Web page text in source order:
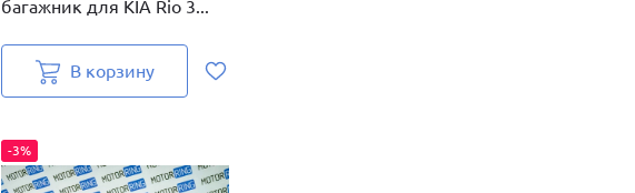
багажник для KIA Rio 3...
В корзину
-3%